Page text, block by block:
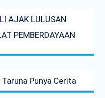
AJAK LULUSAN
PEMBERDAYAAN
Taruna Punya Cerita